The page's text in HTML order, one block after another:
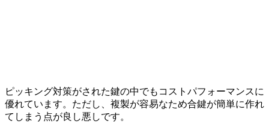
ピッキング対策がされた鍵の中でもコストパフォーマンスに
優れています。ただし、複製が容易なため合鍵が簡単に作れ
てしまう点が良し悪しです。